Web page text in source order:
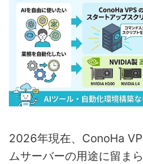
2026年現在、ConoHa
ムサーバーの用途に留まら